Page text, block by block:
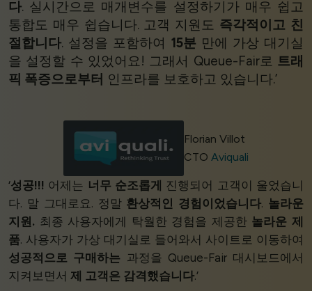
다. 실시간으로 매개변수를 설정하기가 매우 쉽고
통합도 매우 쉽습니다. 고객 지원도 즉각적이고 친
절합니다. 설정을 포함하여 15분 만에 가상 대기실
을 설정할 수 있었어요! 그래서 Queue-Fair로 트래
픽 폭증으로부터 인프라를 보호하고 있습니다.’
Florian Villot
CTOAviquali
‘성공!!! 어제는 너무 순조롭게 진행되어 고객이 울었습니
다. 말 그대로요. 정말 환상적인 경험이었습니다. 놀라운
지원. 최종 사용자에게 탁월한 경험을 제공한 놀라운 제
품. 사용자가 가상 대기실로 들어와서 사이트로 이동하여
성공적으로 구매하는 과정을 Queue-Fair 대시보드에서
지켜보면서 제 고객은 감격했습니다.’